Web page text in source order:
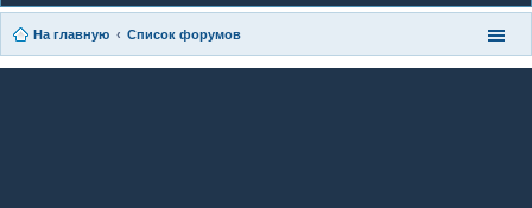
На главную Список форумов